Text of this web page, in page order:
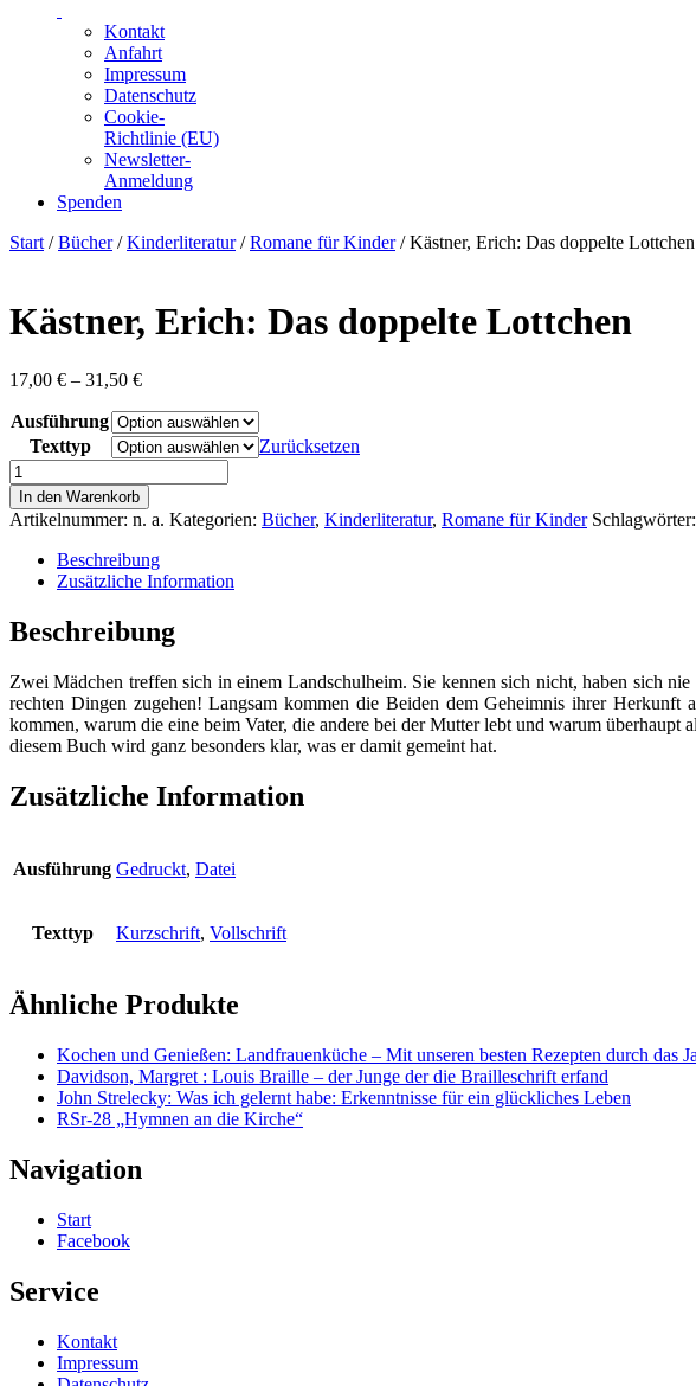
Kontakt
Anfahrt
Impressum
Datenschutz
Cookie-
Richtlinie (EU)
Newsletter-
Anmeldung
Spenden
Skip
Start /Bücher/Kinderliteratur/Romane für Kinder/ Kästner, Erich: Das doppelte Lottchen
Kästner, Erich: Das doppelte Lottchen
17,00 € – 31,50 €Preisspanne:
bis
31,50 €
Ausführung
Texttyp
Zurücksetzen
Kästner,
Erich:
Das
doppelte
Lottchen
Menge
In den Warenkorb
Artikelnummer: n. a. Kategorien: Bücher, Kinderliteratur, Romane für Kinder Schlagwörter:
Beschreibung
Zusätzliche Information
Beschreibung
Zwei Mädchen treffen sich in einem Landschulheim. Sie kennen sich nicht, haben sich
rechten Dingen zugehen! Langsam kommen die Beiden dem Geheimnis ihrer
kommen, warum die eine beim Vater, die andere bei der Mutter lebt und warum
diesem Buch wird ganz besonders klar, was er damit gemeint hat.
Zusätzliche Information
Ausführung Gedruckt, Datei
Texttyp Kurzschrift, Vollschrift
Ähnliche Produkte
Kochen und Genießen: Landfrauenküche – Mit unseren besten Rezepten durch das
Davidson, Margret : Louis Braille – der Junge der die Brailleschrift erfand
John Strelecky: Was ich gelernt habe: Erkenntnisse für ein glückliches Leben
RSr-28 „Hymnen an die Kirche“
Navigation
Start
Facebook
Service
Kontakt
Impressum